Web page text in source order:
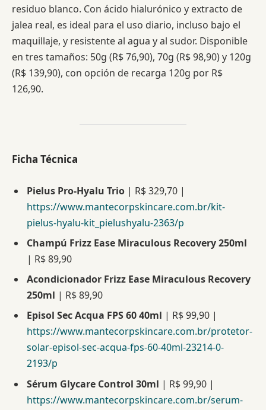
residuo blanco. Con ácido hialurónico y extracto de
jalea real, es ideal para el uso diario, incluso bajo el
maquillaje, y resistente al agua y al sudor. Disponible
en tres tamaños: 50g (R$ 76,90), 70g (R$ 98,90) y 120g
(R$ 139,90), con opción de recarga 120g por R$
126,90.
Ficha Técnica
Pielus Pro-Hyalu Trio | R$ 329,70 |
https://www.mantecorpskincare.com.br/kit-
pielus-hyalu-kit_pielushyalu-2363/p
Champú Frizz Ease Miraculous Recovery 250ml
| R$ 89,90
Acondicionador Frizz Ease Miraculous Recovery
250ml | R$ 89,90
Episol Sec Acqua FPS 60 40ml | R$ 99,90 |
https://www.mantecorpskincare.com.br/protetor-
solar-episol-sec-acqua-fps-60-40ml-23214-0-
2193/p
Sérum Glycare Control 30ml | R$ 99,90 |
https://www.mantecorpskincare.com.br/serum-